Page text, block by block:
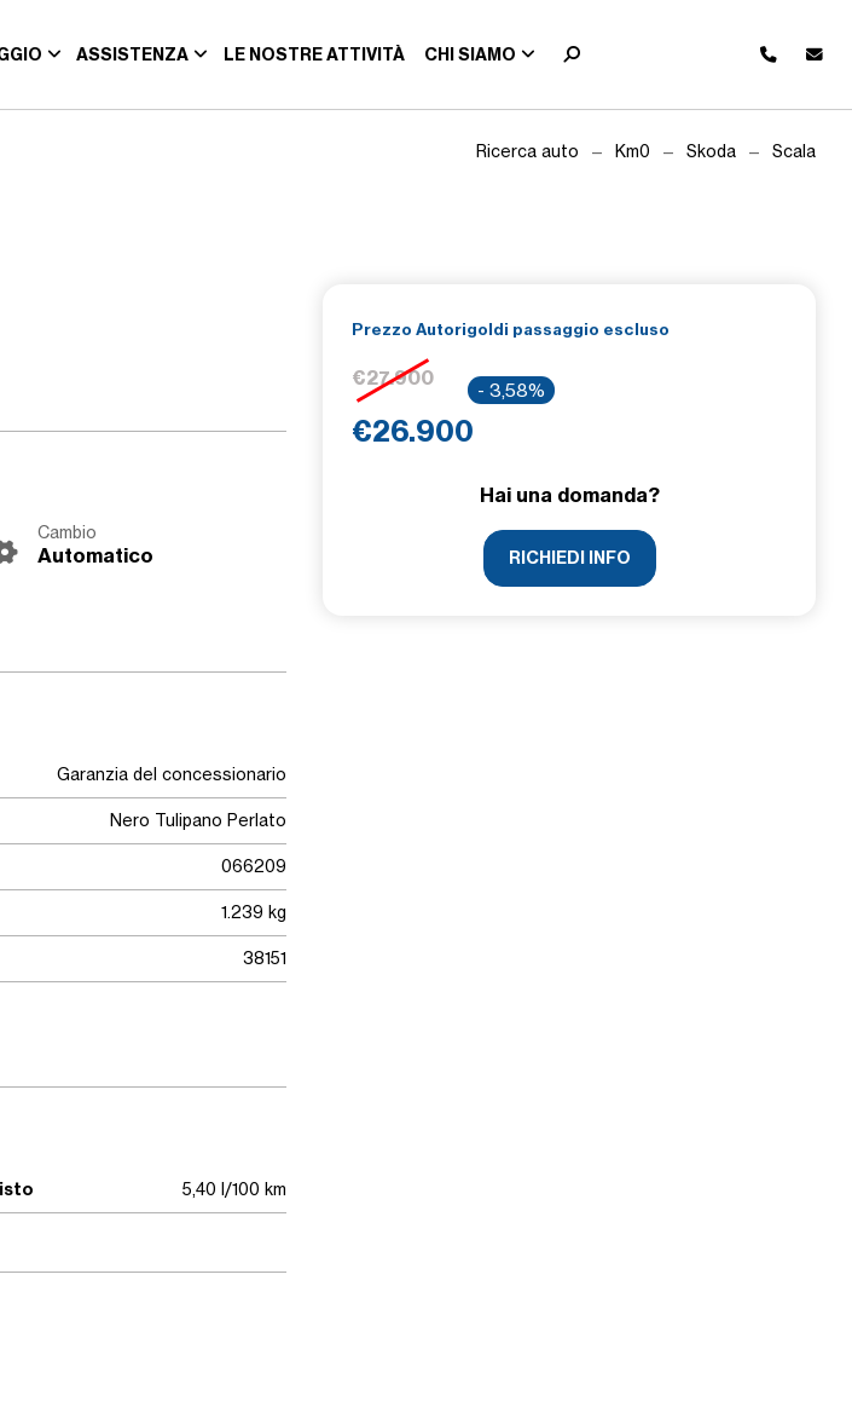
ASSISTENZA LE NOSTRE ATTIVITÀ CHI SIAMO
Ricerca auto Km0 Skoda Scala
Cambio
Automatico
Garanzia del concessionario
Nero Tulipano Perlato
066209
1.239 kg
38151
5,40 l/100 km
Prezzo Autorigoldi passaggio escluso
€27.900 - 3,58%
€26.900
Hai una domanda?
RICHIEDI INFO